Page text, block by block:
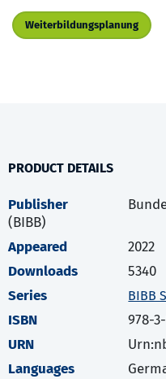
Weiterbildungsplanung
PRODUCT DETAILS
Publisher
(BIBB)
Appeared
2022
Downloads
5340
Series
BIBB
ISBN
978-
URN
Languages